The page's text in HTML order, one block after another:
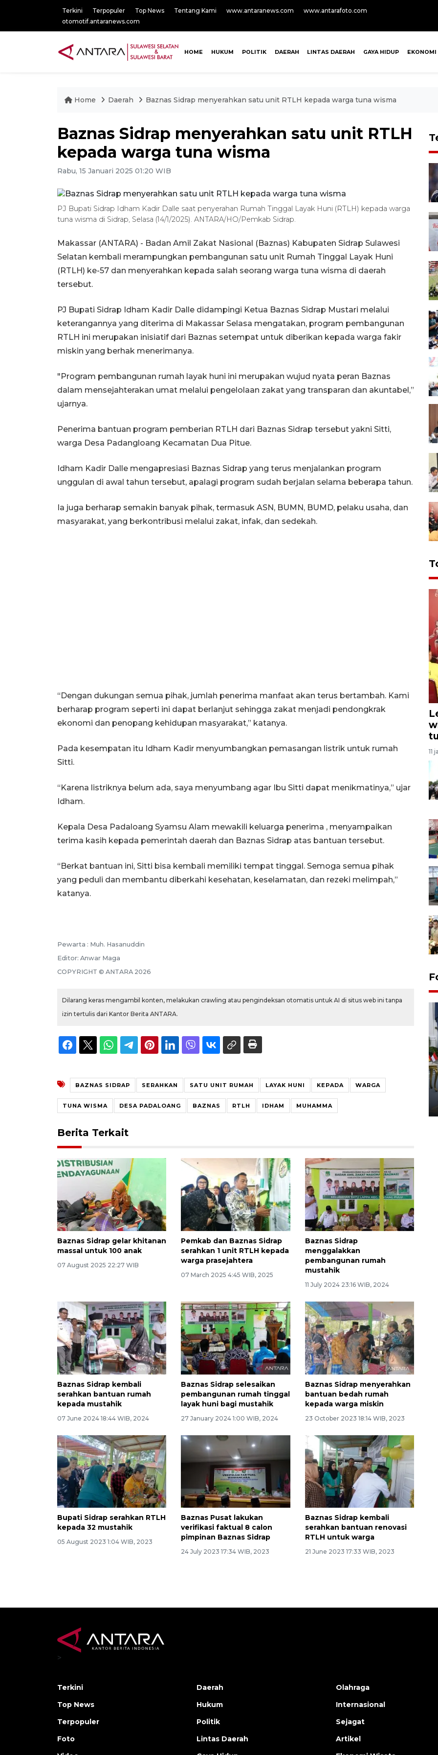
Terkini Terpopuler Top News Tentang Kami www.antaranews.com
www.antarafoto.com
otomotif.antaranews.com
HOME HUKUM POLITIK DAERAH LINTAS DAERAH GAYA HIDUP EKONOMI
Home Daerah Baznas Sidrap menyerahkan satu unit RTLH kepada warga tuna wisma
Baznas Sidrap menyerahkan satu unit RTLH
kepada warga tuna wisma
Rabu, 15 Januari 2025 01:20 WIB
PJ Bupati Sidrap Idham Kadir Dalle saat penyerahan Rumah Tinggal Layak Huni (RTLH) kepada warga
tuna wisma di Sidrap, Selasa (14/1/2025). ANTARA/HO/Pemkab Sidrap.
Makassar (ANTARA) - Badan Amil Zakat Nasional (Baznas) Kabupaten Sidrap Sulawesi
Selatan kembali merampungkan pembangunan satu unit Rumah Tinggal Layak Huni
(RTLH) ke-57 dan menyerahkan kepada salah seorang warga tuna wisma di daerah
tersebut.
PJ Bupati Sidrap Idham Kadir Dalle didampingi Ketua Baznas Sidrap Mustari melalui
keterangannya yang diterima di Makassar Selasa mengatakan, program pembangunan
RTLH ini merupakan inisiatif dari Baznas setempat untuk diberikan kepada warga fakir
miskin yang berhak menerimanya.
"Program pembangunan rumah layak huni ini merupakan wujud nyata peran Baznas
dalam mensejahterakan umat melalui pengelolaan zakat yang transparan dan akuntabel,”
ujarnya.
Penerima bantuan program pemberian RTLH dari Baznas Sidrap tersebut yakni Sitti,
warga Desa Padangloang Kecamatan Dua Pitue.
Idham Kadir Dalle mengapresiasi Baznas Sidrap yang terus menjalankan program
unggulan di awal tahun tersebut, apalagi program sudah berjalan selama beberapa tahun.
Ia juga berharap semakin banyak pihak, termasuk ASN, BUMN, BUMD, pelaku usaha, dan
masyarakat, yang berkontribusi melalui zakat, infak, dan sedekah.
“Dengan dukungan semua pihak, jumlah penerima manfaat akan terus bertambah. Kami
berharap program seperti ini dapat berlanjut sehingga zakat menjadi pendongkrak
ekonomi dan penopang kehidupan masyarakat,” katanya.
Pada kesempatan itu Idham Kadir menyumbangkan pemasangan listrik untuk rumah
Sitti.
“Karena listriknya belum ada, saya menyumbang agar Ibu Sitti dapat menikmatinya,” ujar
Idham.
Kepala Desa Padaloang Syamsu Alam mewakili keluarga penerima , menyampaikan
terima kasih kepada pemerintah daerah dan Baznas Sidrap atas bantuan tersebut.
“Berkat bantuan ini, Sitti bisa kembali memiliki tempat tinggal. Semoga semua pihak
yang peduli dan membantu diberkahi kesehatan, keselamatan, dan rezeki melimpah,”
katanya.
Pewarta : Muh. Hasanuddin
Editor: Anwar Maga
COPYRIGHT © ANTARA 2026
Dilarang keras mengambil konten, melakukan crawling atau pengindeksan otomatis untuk AI di situs web ini tanpa
izin tertulis dari Kantor Berita ANTARA.
BAZNAS SIDRAP SERAHKAN SATU UNIT RUMAH LAYAK HUNI KEPADA WARGA
TUNA WISMA DESA PADALOANG BAZNAS RTLH IDHAM MUHAMMA
Berita Terkait
Baznas Sidrap gelar khitanan
massal untuk 100 anak
07 August 2025 22:27 WIB
Pemkab dan Baznas Sidrap
serahkan 1 unit RTLH kepada
warga prasejahtera
07 March 2025 4:45 WIB, 2025
Baznas Sidrap
menggalakkan
pembangunan rumah
mustahik
11 July 2024 23:16 WIB, 2024
Baznas Sidrap kembali
serahkan bantuan rumah
kepada mustahik
07 June 2024 18:44 WIB, 2024
Baznas Sidrap selesaikan
pembangunan rumah tinggal
layak huni bagi mustahik
27 January 2024 1:00 WIB, 2024
Baznas Sidrap menyerahkan
bantuan bedah rumah
kepada warga miskin
23 October 2023 18:14 WIB, 2023
Bupati Sidrap serahkan RTLH
kepada 32 mustahik
05 August 2023 1:04 WIB, 2023
Baznas Pusat lakukan
verifikasi faktual 8 calon
pimpinan Baznas Sidrap
24 July 2023 17:34 WIB, 2023
Baznas Sidrap kembali
serahkan bantuan renovasi
RTLH untuk warga
21 June 2023 17:33 WIB, 2023
11
HUT ke-80 Raja Keraton
Yogyakarta
02 April 2026 12:51 WIB
>
Terkini
Top News
Terpopuler
Foto
Daerah
Hukum
Politik
Lintas Daerah
Olahraga
Internasional
Sejagat
Artikel